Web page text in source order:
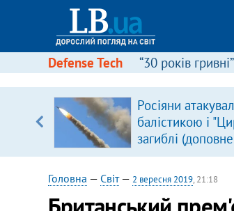
Defense Tech “30 років гривні”
Росіяни
балістикою і
загиблі
Головна — Світ— 2 вересня 2019, 21:18